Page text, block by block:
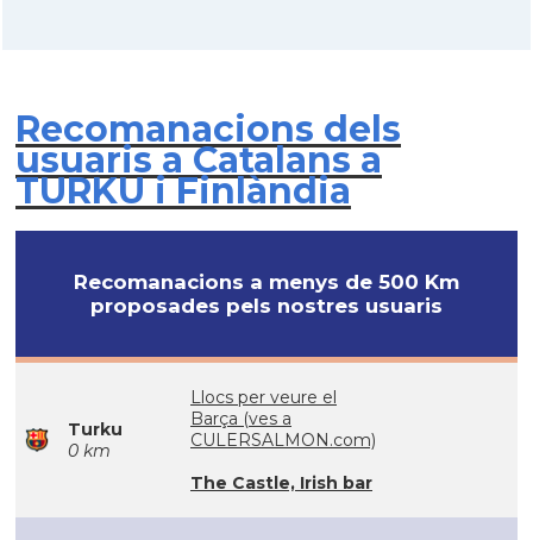
Recomanacions dels
usuaris a Catalans a
TURKU i Finlàndia
Recomanacions a menys de 500 Km
proposades pels nostres usuaris
Turku
0 km
Llocs per veure el
Barça (ves a
CULERSALMON.com)
The Castle, Irish bar